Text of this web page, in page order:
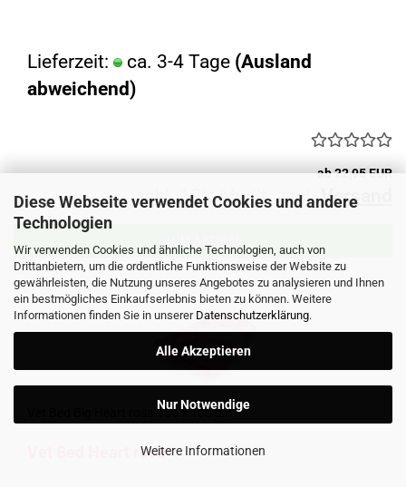
Diese Webseite verwendet Cookies und andere
Technologien
Wir verwenden Cookies und ähnliche Technologien, auch von
Drittanbietern, um die ordentliche Funktionsweise der Website zu
gewährleisten, die Nutzung unseres Angebotes zu analysieren und Ihnen
ein bestmögliches Einkaufserlebnis bieten zu können. Weitere
Informationen finden Sie in unserer Datenschutzerklärung.
Alle Akzeptieren
Nur Notwendige
Weitere Informationen
Lieferzeit: ca. 3-4 Tage (Ausland
abweichend)
ab 22,95 EUR
inkl. 19% MwSt. zzgl.Versand
Vet Bed Big Heart rosa 150 x 100 cm
Vet Bed Heart rosa